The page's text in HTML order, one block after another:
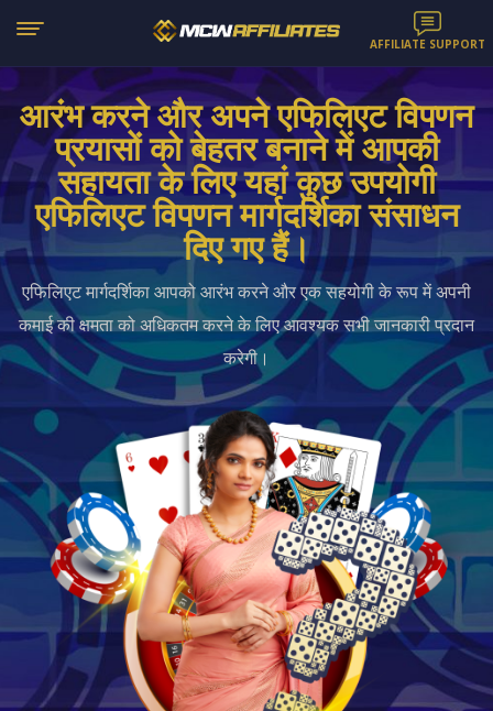
AFFILIATE SUPPORT
आरंभ करने और अपने एफिलिएट विपणन
प्रयासों को बेहतर बनाने में आपकी
सहायता के लिए यहां कुछ उपयोगी
एफिलिएट विपणन मार्गदर्शिका संसाधन
दिए गए हैं।
एफिलिएट मार्गदर्शिका आपको आरंभ करने और एक सहयोगी के रूप में अपनी
कमाई की क्षमता को अधिकतम करने के लिए आवश्यक सभी जानकारी प्रदान
करेगी।